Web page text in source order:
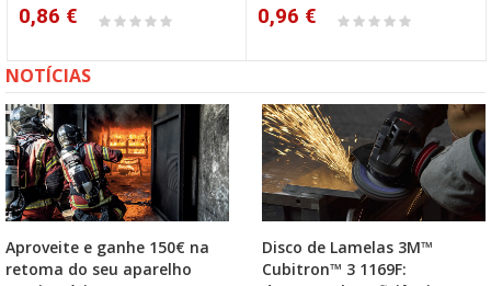
0,86 € 0,96 €
NOTÍCIAS
Aproveite e ganhe 150€ na
retoma do seu aparelho
Disco de Lamelas 3M™
Cubitron™ 3 1169F: